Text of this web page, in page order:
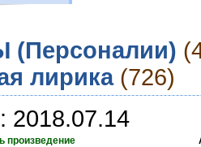
лирика (726)
2018.07.14
произведение